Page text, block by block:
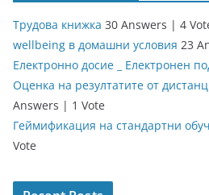
Трудова книжка 30 Answers | 4
wellbeing в домашни условия 23
Електронно досие _ Електронен
Оценка на резултатите от
Answers | 1 Vote
Геймификация на стандартни
Vote